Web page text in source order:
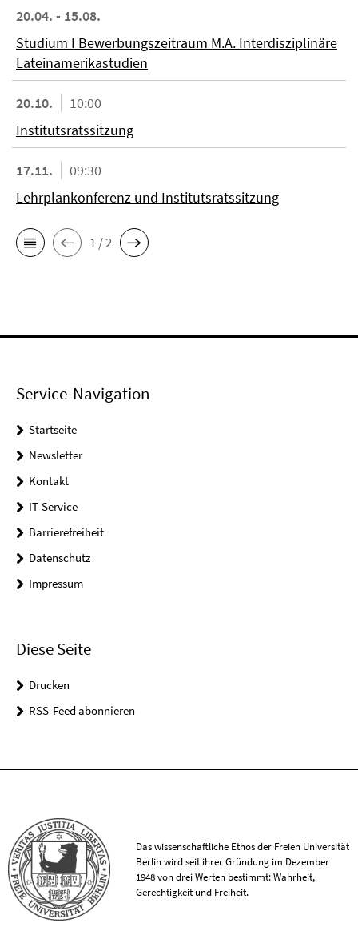
20.04. - 15.08.
Studium I Bewerbungszeitraum M.A. Interdisziplinäre
Lateinamerikastudien
20.10.
10:00
Institutsratssitzung
17.11.
09:30
Lehrplankonferenz und Institutsratssitzung
1 / 2
Service-Navigation
Startseite
Newsletter
Kontakt
IT-Service
Barrierefreiheit
Datenschutz
Impressum
Diese Seite
Drucken
RSS-Feed abonnieren
Das wissenschaftliche Ethos der Freien Universität
Berlin wird seit ihrer Gründung im Dezember
1948 von drei Werten bestimmt: Wahrheit,
Gerechtigkeit und Freiheit.